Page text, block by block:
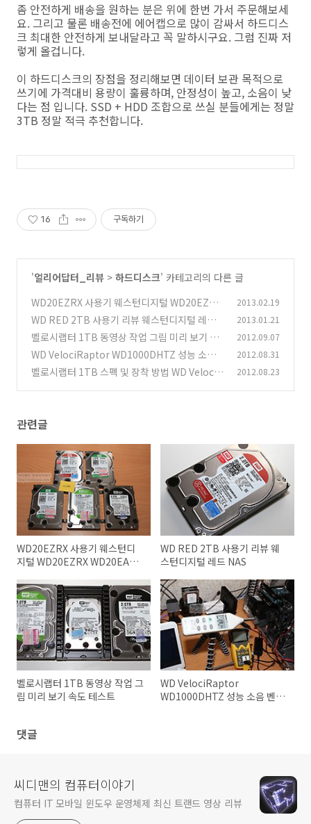
좀 안전하게 배송을 원하는 분은 위에 한번 가서 주문해보세
요. 그리고 물론 배송전에 에어캡으로 많이 감싸서 하드디스
크 최대한 안전하게 보내달라고 꼭 말하시구요. 그럼 진짜 저
렇게 올겁니다.
이 하드디스크의 장점을 정리해보면 데이터 보관 목적으로
쓰기에 가격대비 용량이 훌륭하며, 안정성이 높고, 소음이 낮
다는 점 입니다. SSD + HDD 조합으로 쓰실 분들에게는 정말
3TB 정말 적극 추천합니다.
16 구독하기
'얼리어답터_리뷰 > 하드디스크' 카테고리의 다른 글
WD20EZRX 사용기 웨스턴디지털 WD20EZRX
WD20EARX 비교기
(7)
2013.02.19
WD RED 2TB 사용기 리뷰 웨스턴디지털 레드
NAS
(4)
2013.01.21
벨로시랩터 1TB 동영상 작업 그림 미리 보기 속
도 테스트
(1)
2012.09.07
WD VelociRaptor WD1000DHTZ 성능 소음
벤치마크
(5)
2012.08.31
벨로시랩터 1TB 스펙 및 장착 방법 WD VelociR
2012.08.23
관련글
WD20EZRX 사용기 웨스턴디
지털 WD20EZRX WD20EARX
WD RED 2TB 사용기 리뷰 웨
스턴디지털 레드 NAS
벨로시랩터 1TB 동영상 작업 그
림 미리 보기 속도 테스트
WD VelociRaptor
WD1000DHTZ 성능 소음 벤치
댓글
씨디맨의 컴퓨터이야기
컴퓨터 IT 모바일 윈도우 운영체제 최신 트랜드 영상 리뷰